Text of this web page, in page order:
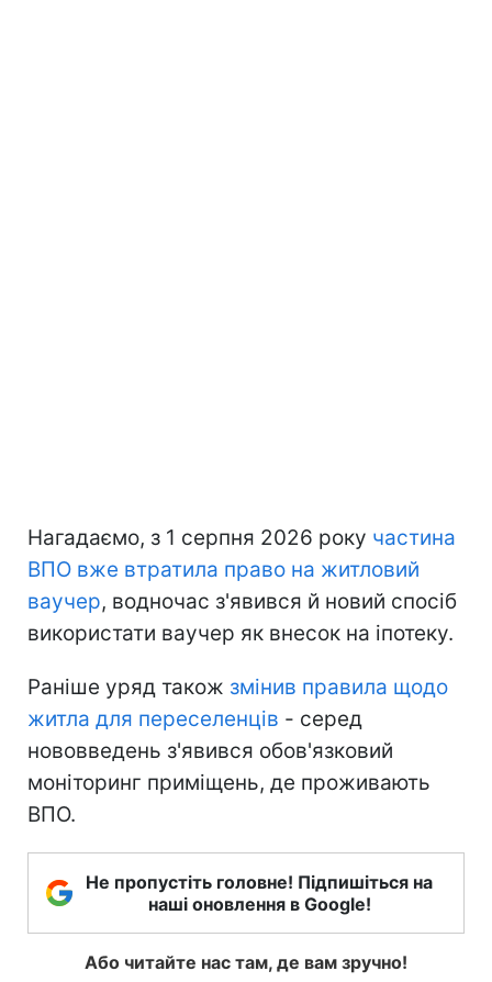
Нагадаємо, з 1 серпня 2026 року частина
ВПО вже втратила право на житловий
ваучер, водночас з'явився й новий спосіб
використати ваучер як внесок на іпотеку.
Раніше уряд також змінив правила щодо
житла для переселенців - серед
нововведень з'явився обов'язковий
моніторинг приміщень, де проживають
ВПО.
Не пропустіть головне! Підпишіться на
наші оновлення в Google!
Або читайте нас там, де вам зручно!